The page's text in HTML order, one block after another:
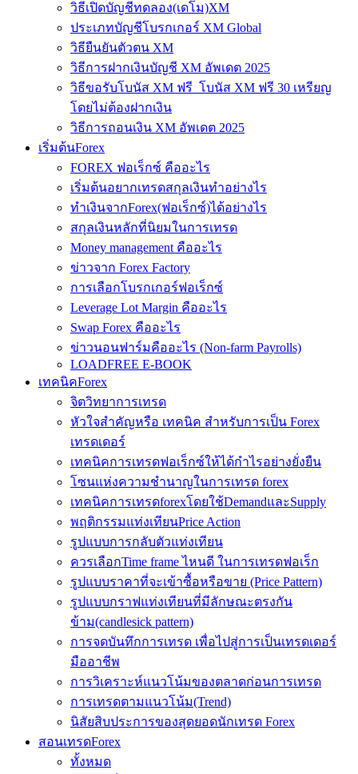
วิธีเปิดบัญชีทดลอง(เดโม)XM
ประเภทบัญชีโบรกเกอร์ XM Global
วิธียืนยันตัวตน XM
วิธีการฝากเงินบัญชี XM อัพเดต 2025
วิธีขอรับโบนัส XM ฟรี โบนัส XM ฟรี 30 เหรียญ
โดยไม่ต้องฝากเงิน
วิธีการถอนเงิน XM อัพเดต 2025
เริ่มต้นForex
FOREX ฟอเร็กซ์ คืออะไร
เริ่มต้นอยากเทรดสกุลเงินทำอย่างไร
ทำเงินจากForex(ฟอเร็กซ์)ได้อย่างไร
สกุลเงินหลักที่นิยมในการเทรด
Money management คืออะไร
ข่าวจาก Forex Factory
การเลือกโบรกเกอร์ฟอเร็กซ์
Leverage Lot Margin คืออะไร
Swap Forex คืออะไร
ข่าวนอนฟาร์มคืออะไร (Non-farm Payrolls)
LOADFREE E-BOOK
เทคนิคForex
จิตวิทยาการเทรด
หัวใจสำคัญหรือ เทคนิค สำหรับการเป็น Forex
เทรดเดอร์
เทคนิคการเทรดฟอเร็กซ์ให้ได้กำไรอย่างยั่งยืน
โซนแห่งความชำนาญในการเทรด forex
เทคนิคการเทรดforexโดยใช้DemandและSupply
พฤติกรรมแท่งเทียนPrice Action
รูปแบบการกลับตัวแท่งเทียน
ควรเลือกTime frame ไหนดี ในการเทรดฟอเร็ก
รูปแบบราคาที่จะเข้าซื้อหรือขาย (Price Pattern)
รูปแบบกราฟแท่งเทียนที่มีลักษณะตรงกัน
ข้าม(candlesick pattern)
การจดบันทึกการเทรด เพื่อไปสู่การเป็นเทรดเดอร์
มืออาชีพ
การวิเคราะห์แนวโน้มของตลาดก่อนการเทรด
การเทรดตามแนวโน้ม(Trend)
นิสัยสิบประการของสุดยอดนักเทรด Forex
สอนเทรดForex
ทั้งหมด